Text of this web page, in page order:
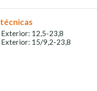
Exterior: 12,5-23,8
Exterior: 15/9,2-23,8